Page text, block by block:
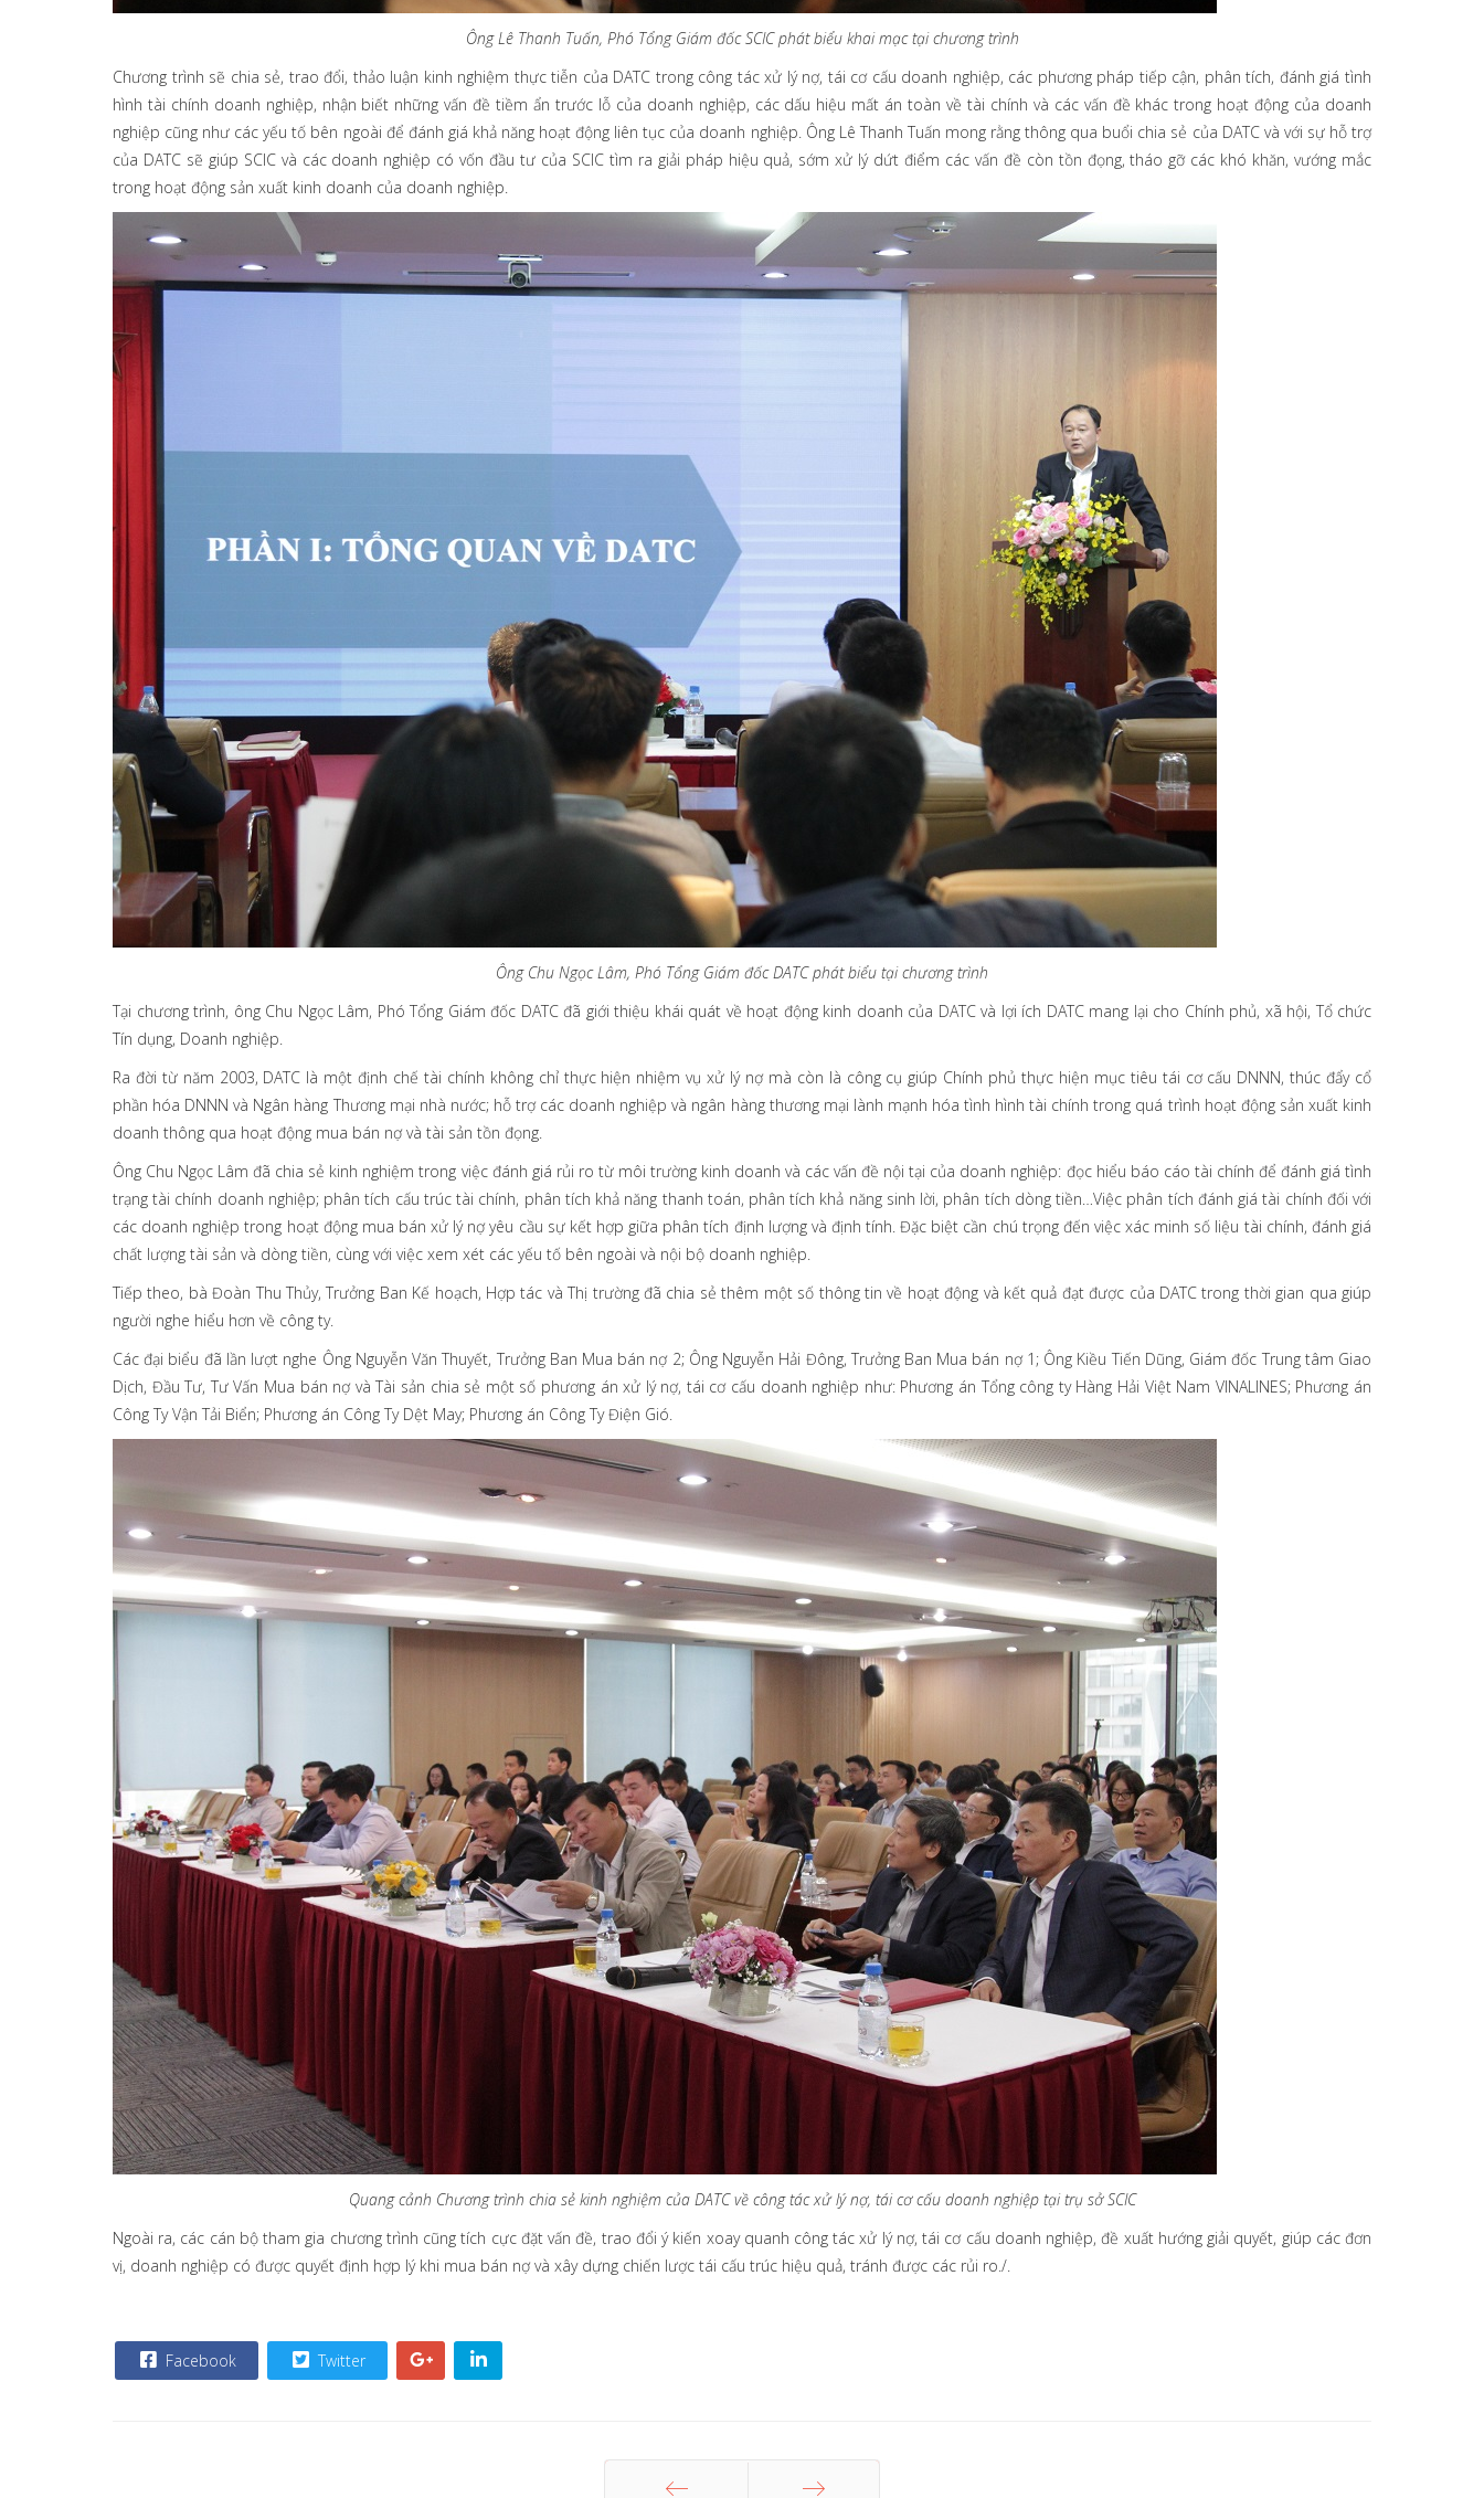
Ông Lê Thanh Tuấn, Phó Tổng Giám đốc SCIC phát biểu khai mạc tạichương trình
Chương trình sẽ chia sẻ, trao đổi, thảo luận kinh nghiệm thực tiễn của DATC trong công tác xử lý nợ, tái cơ cấu doanh nghiệp, các phương pháp tiếp cận, phân tích, đánh giá tình
hình tài chính doanh nghiệp, nhận biết những vấn đề tiềm ẩn trước lỗ của doanh nghiệp, các dấu hiệu mất án toàn về tài chính và các vấn đề khác trong hoạt động của doanh
nghiệp cũng như các yếu tố bên ngoài để đánh giá khả năng hoạt động liên tục của doanh nghiệp. Ông Lê Thanh Tuấn mong rằng thông qua buổi chia sẻ của DATC và với sự hỗ trợ
của DATC sẽ giúp SCIC và các doanh nghiệp có vốn đầu tư của SCIC tìm ra giải pháp hiệu quả, sớm xử lý dứt điểm các vấn đề còn tồn đọng, tháo gỡ các khó khăn, vướng mắc
trong hoạt động sản xuất kinh doanh của doanh nghiệp.
Ông Chu Ngọc Lâm, Phó Tổng Giám đốc DATC phát biểu tại chương trình
Tại chương trình, ông Chu Ngọc Lâm, Phó Tổng Giám đốc DATC đã giới thiệu khái quát về hoạt động kinh doanh của DATC và lợi ích DATC mang lại cho Chính phủ, xã hội, Tổ chức
Tín dụng, Doanh nghiệp.
Ra đời từ năm 2003, DATC là một định chế tài chính không chỉ thực hiện nhiệm vụ xử lý nợ mà còn là công cụ giúp Chính phủ thực hiện mục tiêu tái cơ cấu DNNN, thúc đẩy cổ
phần hóa DNNN và Ngân hàng Thương mại nhà nước; hỗ trợ các doanh nghiệp và ngân hàng thương mại lành mạnh hóa tình hình tài chính trong quá trình hoạt động sản xuất kinh
doanh thông qua hoạt động mua bán nợ và tài sản tồn đọng.
Ông Chu Ngọc Lâm đã chia sẻ kinh nghiệm trong việc đánh giá rủi ro từ môi trường kinh doanh và các vấn đề nội tại của doanh nghiệp: đọc hiểu báo cáo tài chính để đánh giá tình
trạng tài chính doanh nghiệp; phân tích cấu trúc tài chính, phân tích khả năng thanh toán, phân tích khả năng sinh lời, phân tích dòng tiền…Việc phân tích đánh giá tài chính đối với
các doanh nghiệp trong hoạt động mua bán xử lý nợ yêu cầu sự kết hợp giữa phân tích định lượng và định tính. Đặc biệt cần chú trọng đến việc xác minh số liệu tài chính, đánh giá
chất lượng tài sản và dòng tiền, cùng với việc xem xét các yếu tố bên ngoài và nội bộ doanh nghiệp.
Tiếp theo, bà Đoàn Thu Thủy, Trưởng Ban Kế hoạch, Hợp tác và Thị trường đã chia sẻ thêm một số thông tin về hoạt động và kết quả đạt được của DATC trong thời gian qua giúp
người nghe hiểu hơn về công ty.
Các đại biểu đã lần lượt nghe Ông Nguyễn Văn Thuyết, Trưởng Ban Mua bán nợ 2; Ông Nguyễn Hải Đông, Trưởng Ban Mua bán nợ 1; Ông Kiều Tiến Dũng, Giám đốc Trung tâm Giao
Dịch, Đầu Tư, Tư Vấn Mua bán nợ và Tài sản chia sẻ một số phương án xử lý nợ, tái cơ cấu doanh nghiệp như: Phương án Tổng công ty Hàng Hải Việt Nam VINALINES; Phương án
Công Ty Vận Tải Biển; Phương án Công Ty Dệt May; Phương án Công Ty Điện Gió.
Quang cảnh Chương trình chia sẻ kinh nghiệm của DATC về công tác xử lý nợ, tái cơ cấu doanh nghiệp tại trụ sở SCIC
Ngoài ra, các cán bộ tham gia chương trình cũng tích cực đặt vấn đề, trao đổi ý kiến xoay quanh công tác xử lý nợ, tái cơ cấu doanh nghiệp, đề xuất hướng giải quyết, giúp các đơn
vị, doanh nghiệp có được quyết định hợp lý khi mua bán nợ và xây dựng chiến lược tái cấu trúc hiệu quả, tránh được các rủi ro./.
Facebook Twitter